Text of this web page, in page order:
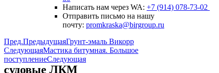
Написать нам через WA: +7 (914) 078-73-02
Отправить письмо на нашу
почту: promkraska@birgroup.ru
Пред.ПредыдущаяГрунт-эмаль Викорр
СледующаяМастика битумная. Большое
поступлениеСледующая
судовые ЛКМ